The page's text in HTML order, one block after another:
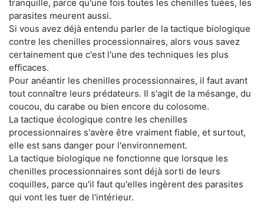
tranquille, parce qu'une fois toutes les chenilles tuées, les
parasites meurent aussi.
Si vous avez déjà entendu parler de la tactique biologique
contre les chenilles processionnaires, alors vous savez
certainement que c'est l'une des techniques les plus
efficaces.
Pour anéantir les chenilles processionnaires, il faut avant
tout connaître leurs prédateurs. Il s'agit de la mésange, du
coucou, du carabe ou bien encore du colosome.
La tactique écologique contre les chenilles
processionnaires s'avère être vraiment fiable, et surtout,
elle est sans danger pour l'environnement.
La tactique biologique ne fonctionne que lorsque les
chenilles processionnaires sont déjà sorti de leurs
coquilles, parce qu'il faut qu'elles ingèrent des parasites
qui vont les tuer de l'intérieur.